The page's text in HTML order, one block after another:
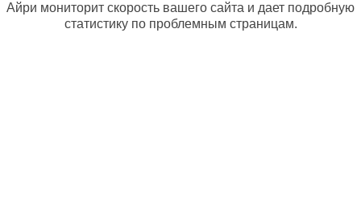
Айри мониторит скорость вашего сайта и дает подробную
статистику по проблемным страницам.